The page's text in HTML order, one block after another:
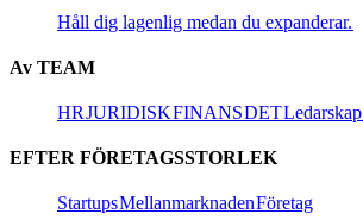
Håll dig lagenlig medan du expanderar.​​
Av TEAM​​
HR​​JURIDISK​​FINANS​​DET​​Ledarskap​​
EFTER FÖRETAGSSTORLEK​​
Startups​​Mellanmarknaden​​Företag​​